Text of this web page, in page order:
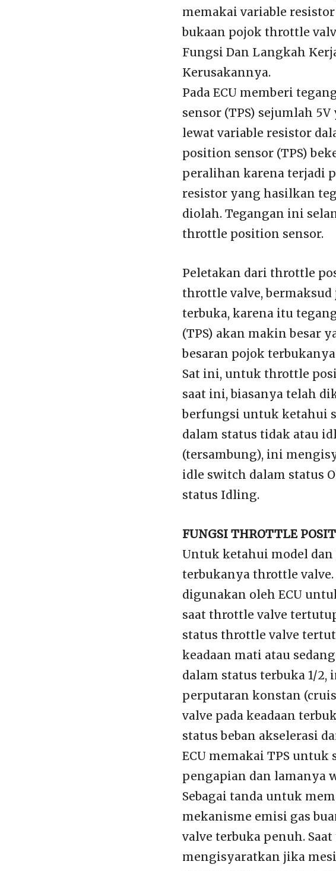
memakai variable
bukaan pojok throttle
Fungsi Dan Langkah
Kerusakannya.
Pada ECU memberi
sensor (TPS) sejumlah
lewat variable resistor
position sensor (TPS)
peralihan karena terjadi
resistor yang hasilkan
diolah. Tegangan ini
throttle position sensor.
Peletakan dari throttle
throttle valve,
terbuka, karena itu
(TPS) akan makin besar
besaran pojok
Sat ini, untuk throttle
saat ini, biasanya telah
berfungsi untuk ketahui
dalam status tidak atau
(tersambung), ini
idle switch dalam status
status Idling.
FUNGSI THROTTLE
Untuk ketahui model dan
terbukanya throttle
digunakan oleh ECU
saat throttle valve
status throttle valve
keadaan mati atau
dalam status terbuka 1/
perputaran konstan
valve pada keadaan
status beban akselerasi
ECU memakai TPS
pengapian dan lamanya
Sebagai tanda untuk
mekanisme emisi gas
valve terbuka penuh.
mengisyaratkan jika